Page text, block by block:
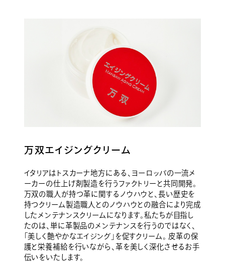
万双エイジングクリーム
イタリアはトスカーナ地方にある、ヨーロッパの一流メ
ーカーの仕上げ剤製造を行うファクトリーと共同開発。
万双の職人が持つ革に関するノウハウと、長い歴史を
持つクリーム製造職人とのノウハウとの融合により完成
したメンテナンスクリームになります。私たちが目指し
たのは、単に革製品のメンテナンスを行うのではなく、
「美しく艶やかなエイジング」を促すクリーム。 皮革の保
護と栄養補給を行いながら、革を美しく深化させるお手
伝いをいたします。